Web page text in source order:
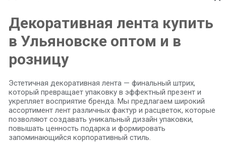
Декоративная лента купить
в Ульяновске оптом и в
розницу
Эстетичная декоративная лента — финальный штрих,
который превращает упаковку в эффектный презент и
укрепляет восприятие бренда. Мы предлагаем широкий
ассортимент лент различных фактур и расцветок, которые
позволяют создавать уникальный дизайн упаковки,
повышать ценность подарка и формировать
запоминающийся корпоративный стиль.